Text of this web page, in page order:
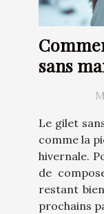
sans
Le gilet
comme la
hivernale.
de
restant
prochains